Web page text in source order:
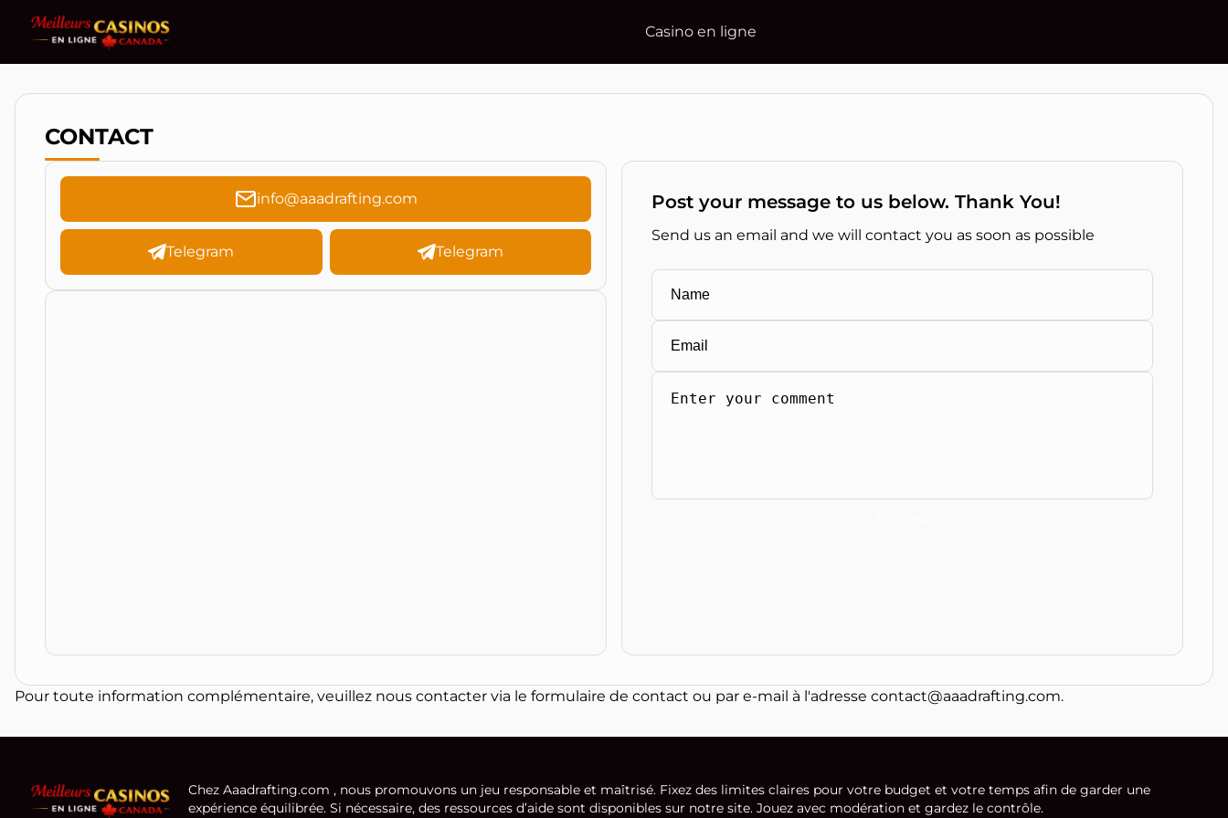
Сasino en ligne
CONTACT
info@aaadrafting.com
Telegram Telegram
Post your message to us below. Thank You!
Send us an email and we will contact you as soon as possible
Pour toute information complémentaire, veuillez nous contacter via le formulaire de contact ou par e-mail à l'adresse contact@aaadrafting.com.
Chez Aaadrafting.com , nous promouvons un jeu responsable et maîtrisé. Fixez des limites claires pour votre budget et votre temps afin de garder une
expérience équilibrée. Si nécessaire, des ressources d’aide sont disponibles sur notre site. Jouez avec modération et gardez le contrôle.